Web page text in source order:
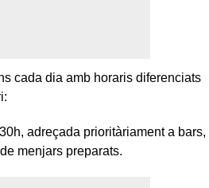
cada dia amb horaris diferenciats
adreçada prioritàriament a bars,
menjars preparats.